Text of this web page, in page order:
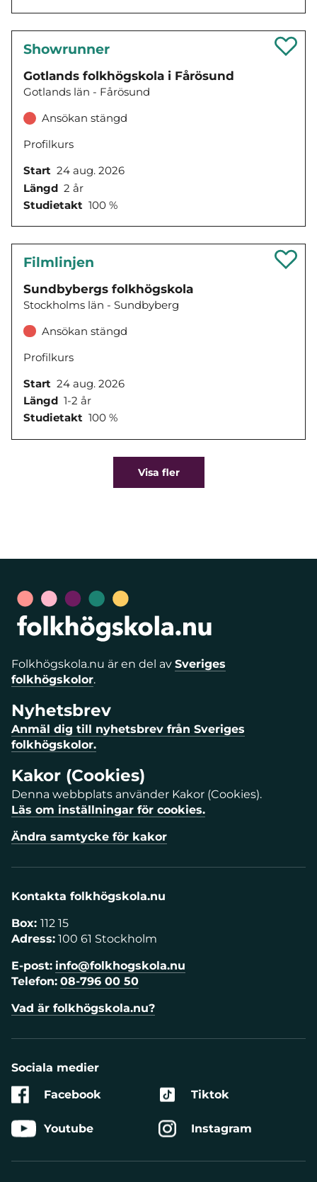
Showrunner
Gotlands folkhögskola i Fårösund
Gotlands län - Fårösund
Ansökan stängd
Profilkurs
Start 24 aug. 2026
Längd 2 år
Studietakt 100 %
Filmlinjen
Sundbybergs folkhögskola
Stockholms län - Sundbyberg
Ansökan stängd
Profilkurs
Start 24 aug. 2026
Längd 1-2 år
Studietakt 100 %
Visa fler
Folkhögskola.nu är en del av Sveriges
folkhögskolor.
Nyhetsbrev
Anmäl dig till nyhetsbrev från Sveriges
folkhögskolor.
Kakor (Cookies)
Denna webbplats använder Kakor (Cookies).
Läs om inställningar för cookies.
Ändra samtycke för kakor
Kontakta folkhögskola.nu
Box: 112 15
Adress: 100 61 Stockholm
E-post: info@folkhogskola.nu
Telefon: 08-796 00 50
Vad är folkhögskola.nu?
Sociala medier
Facebook
Youtube
Tiktok
Instagram